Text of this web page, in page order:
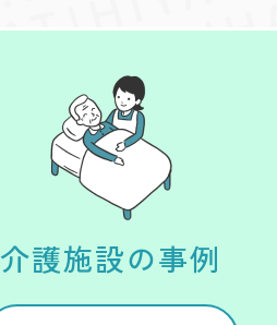
介護施設の事例